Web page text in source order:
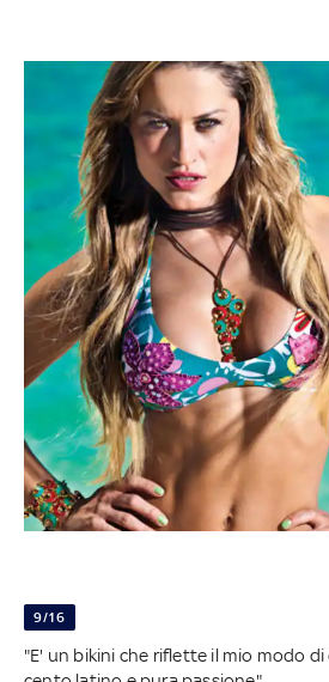
9/16
"E' un bikini che riflette il mio modo